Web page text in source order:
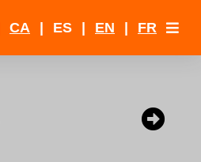
CA | ES | EN | FR